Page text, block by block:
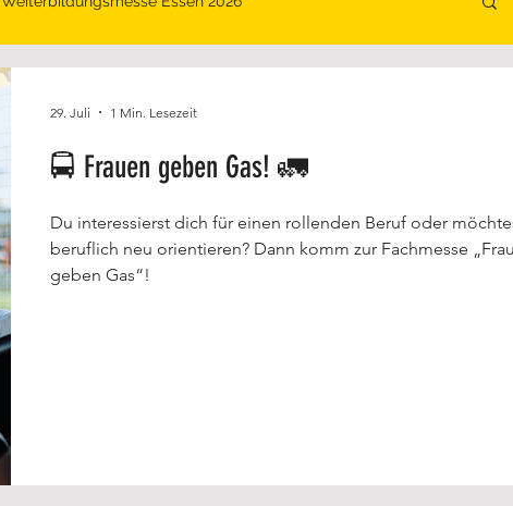
🚍 Frauen geben Gas! 🚛
Du interessierst dich für einen rollenden Beruf oder
beruflich neu orientieren? Dann komm zur Fachmesse
geben Gas“!
29. Juli 1 Min. Lesezeit